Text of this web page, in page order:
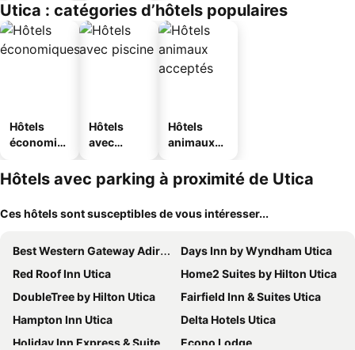
Utica : catégories d’hôtels populaires
Hôtels
économiq
Hôtels
avec
Hôtels
animaux
Hôtels avec parking à proximité de Utica
Ces hôtels sont susceptibles de vous intéresser...
Best Western Gateway Adirondack Inn
Days Inn by Wyndham Utica
Red Roof Inn Utica
Home2 Suites by Hilton Utica
DoubleTree by Hilton Utica
Fairfield Inn & Suites Utica
Hampton Inn Utica
Delta Hotels Utica
Holiday Inn Express & Suites Utica By Ihg
Econo Lodge